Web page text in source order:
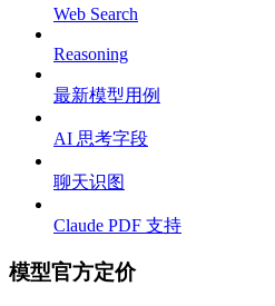
Web Search
Reasoning
最新模型用例
AI 思考字段
聊天识图
Claude PDF 支持
模型官方定价